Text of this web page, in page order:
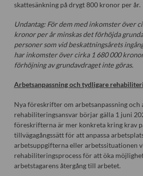
skattesänkning på drygt 800 kronor per år.
Undantag: För dem med inkomster över
kronor per år minskas det förhöjda
personer som vid beskattningsårets
har inkomster över cirka 1 680 000
förhöjning av grundavdraget inte göras.
Arbetsanpassning och tydligare
Nya föreskrifter om arbetsanpassning och
rehabiliteringsansvar börjar gälla 1 juni
föreskrifterna är mer konkreta kring krav
tillvägagångssätt för att anpassa
arbetsuppgifterna eller arbetssituationen
rehabiliteringsprocess för att öka
arbetstagarens återgång till arbetet.